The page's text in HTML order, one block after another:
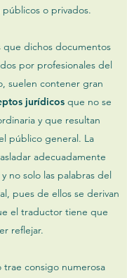
públicos o privados.
que dichos documentos
por profesionales del
suelen contener gran
jurídicos que no se
y que resultan
público general. La
adecuadamente
no solo las palabras del
pues de ellos se derivan
el traductor tiene que
reflejar.
trae consigo numerosa